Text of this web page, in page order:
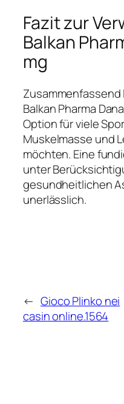
Fazit zur
Balkan
mg
Balkan Pharma
Option für viele
Muskelmasse und
möchten. Eine
unter
gesundheitlichen
unerlässlich.
← Gioco Plinko nei
casin online.1564